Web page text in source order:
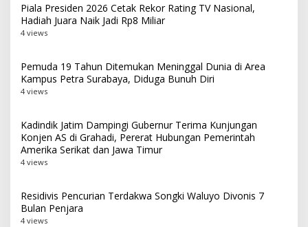
Piala Presiden 2026 Cetak Rekor Rating TV Nasional,
Hadiah Juara Naik Jadi Rp8 Miliar
4 views
Pemuda 19 Tahun Ditemukan Meninggal Dunia di Area
Kampus Petra Surabaya, Diduga Bunuh Diri
4 views
Kadindik Jatim Dampingi Gubernur Terima Kunjungan
Konjen AS di Grahadi, Pererat Hubungan Pemerintah
Amerika Serikat dan Jawa Timur
4 views
Residivis Pencurian Terdakwa Songki Waluyo Divonis 7
Bulan Penjara
4 views